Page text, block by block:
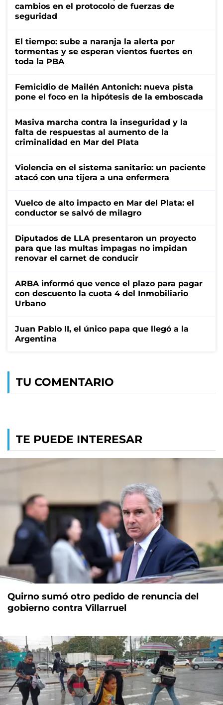
cambios en el protocolo de fuerzas de
seguridad
El tiempo: sube a naranja la alerta por
tormentas y se esperan vientos fuertes en
toda la PBA
Femicidio de Mailén Antonich: nueva pista
pone el foco en la hipótesis de la emboscada
Masiva marcha contra la inseguridad y la
falta de respuestas al aumento de la
criminalidad en Mar del Plata
Violencia en el sistema sanitario: un paciente
atacó con una tijera a una enfermera
Vuelco de alto impacto en Mar del Plata: el
conductor se salvó de milagro
Diputados de LLA presentaron un proyecto
para que las multas impagas no impidan
renovar el carnet de conducir
ARBA informó que vence el plazo para pagar
con descuento la cuota 4 del Inmobiliario
Urbano
Juan Pablo II, el único papa que llegó a la
Argentina
TU COMENTARIO
TE PUEDE INTERESAR
Quirno sumó otro pedido de renuncia del
gobierno contra Villarruel